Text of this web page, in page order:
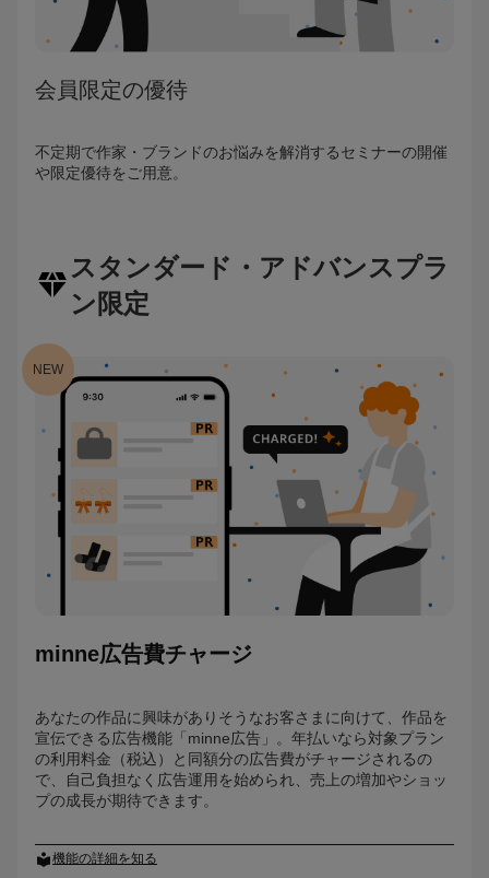
会員限定の優待
不定期で作家・ブランドのお悩みを解消するセミナーの開催
や限定優待をご用意。
スタンダード・アドバンスプラ
ン限定
NEW
minne広告費チャージ
あなたの作品に興味がありそうなお客さまに向けて、作品を
宣伝できる広告機能「minne広告」。年払いなら対象プラン
の利用料金（税込）と同額分の広告費がチャージされるの
で、自己負担なく広告運用を始められ、売上の増加やショッ
プの成長が期待できます。
機能の詳細を知る